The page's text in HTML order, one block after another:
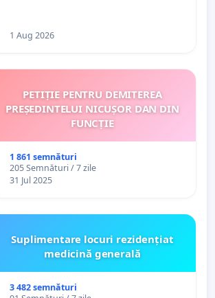
1 Aug 2026
PETIȚIE PENTRU DEMITEREA
PREȘEDINTELUI NICUȘOR DAN DIN
FUNCȚIE
1 861 semnături
205 Semnături / 7 zile
31 Jul 2025
Suplimentare locuri rezidențiat
medicină generală
3 482 semnături